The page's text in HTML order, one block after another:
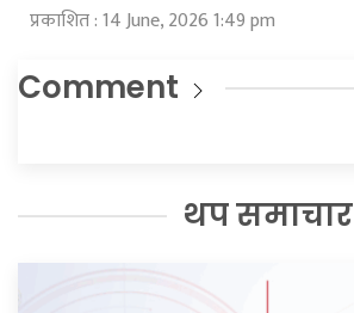
प्रकाशित : 14 June, 2026 1:49 pm
Comment
थप समाचार